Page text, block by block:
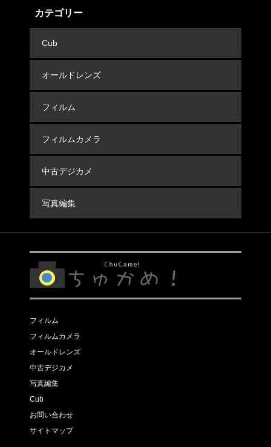
カテゴリー
Cub
オールドレンズ
フィルム
フィルムカメラ
中古デジカメ
写真編集
フィルム
フィルムカメラ
オールドレンズ
中古デジカメ
写真編集
Cub
お問い合わせ
サイトマップ